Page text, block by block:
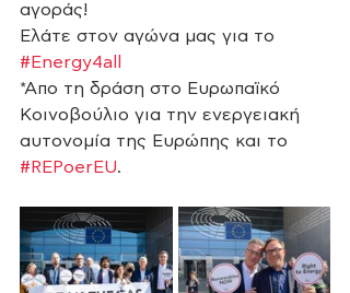
αγοράς!
Ελάτε στον αγώνα μας για το
#Energy4all
*Απο τη δράση στο Ευρωπαϊκό
Κοινοβούλιο για την ενεργειακή
αυτονομία της Ευρώπης και το
#REPoerEU.